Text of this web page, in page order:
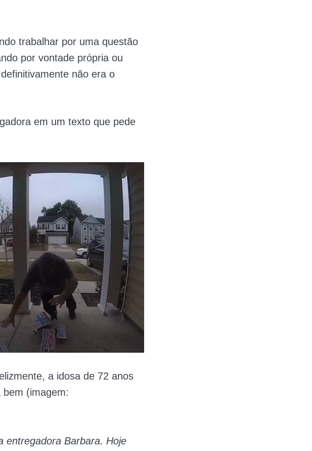
trabalhar por uma questão
por vontade própria ou
não era o
em um texto que pede
a idosa de 72 anos
(imagem:
entregadora Barbara. Hoje